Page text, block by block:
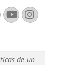
YouTube
de un